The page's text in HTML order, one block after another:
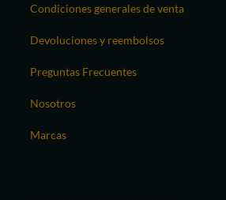
Condiciones generales de venta
Devoluciones y reembolsos
Preguntas Frecuentes
Nosotros
Marcas